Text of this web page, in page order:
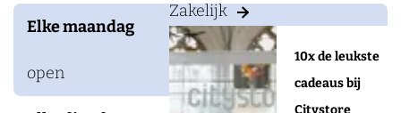
Zakelijk
10x de leukste
cadeaus bij
Citystore
m
V
a
l
Elke maandag
open